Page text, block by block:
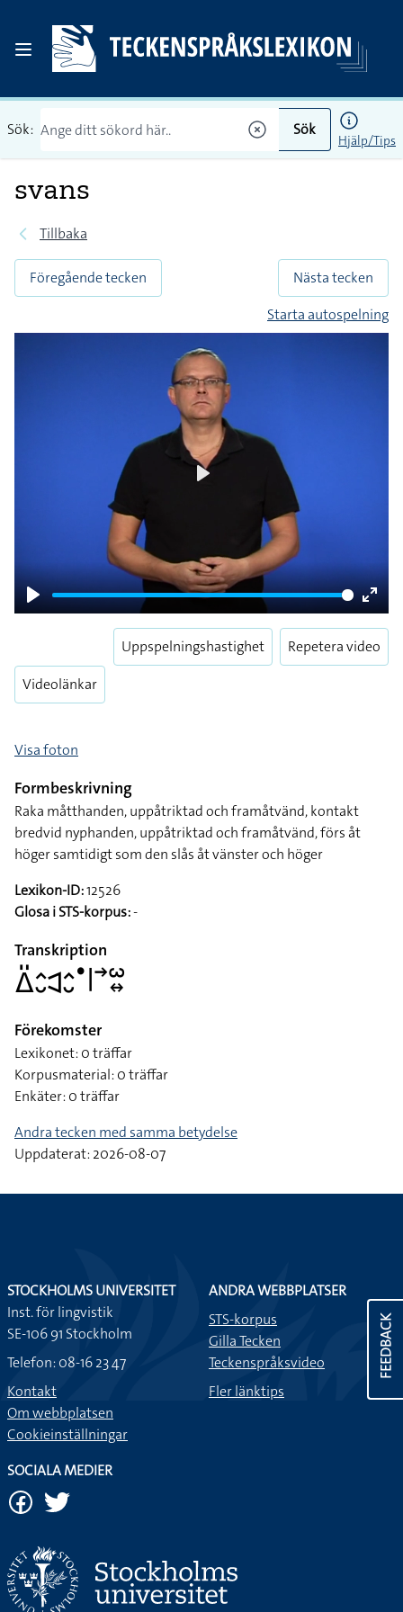
Sök: Sök
Hjälp/Tips
svans
Tillbaka
Föregående tecken
Nästa tecken
Starta autospelning
Play
Enter
Videolänkar
Uppspelningshastighet Repetera video
Visa foton
Formbeskrivning
Raka måtthanden, uppåtriktad och framåtvänd, kontakt
bredvid nyphanden, uppåtriktad och framåtvänd, förs åt
höger samtidigt som den slås åt vänster och höger
Lexikon-ID:12526
Glosa i STS-korpus:-
Transkription
􌤩􌤺􌤵􌤷􌥉􌤵􌤷􌤟􌥼􌥣􌥱􌦉
Förekomster
Lexikonet: 0 träffar
Korpusmaterial: 0 träffar
Enkäter: 0 träffar
Andra tecken med samma betydelse
Uppdaterat: 2026-08-07
FEEDBACK
STOCKHOLMS UNIVERSITET
Inst. för lingvistik
SE-106 91 Stockholm
Telefon: 08-16 23 47
Kontakt
Om webbplatsen
Cookieinställningar
ANDRA WEBBPLATSER
STS-korpus
Gilla Tecken
Teckenspråksvideo
Fler länktips
SOCIALA MEDIER